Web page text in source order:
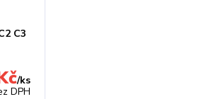
C3
/ks
DPH